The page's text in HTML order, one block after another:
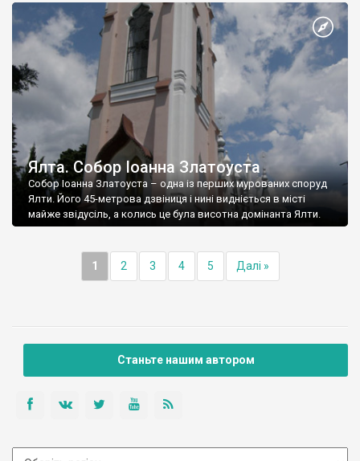
Ялта. Собор Іоанна Златоуста
Собор Іоанна Златоуста – одна із перших мурованих споруд
Ялти. Його 45-метрова дзвіниця і нині видніється в місті
майже звідусіль, а колись це була висотна домінанта Ялти.
1 2 3 4 5 Далі »
Станьте нашим автором